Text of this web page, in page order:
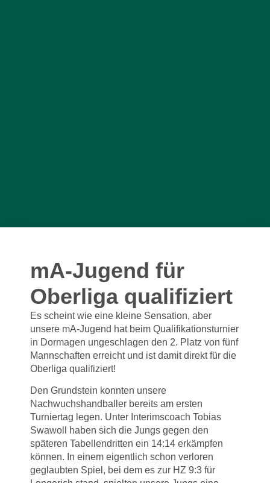
mA-Jugend für
Oberliga qualifiziert
Es scheint wie eine kleine Sensation, aber
unsere mA-Jugend hat beim Qualifikationsturnier
in Dormagen ungeschlagen den 2. Platz von fünf
Mannschaften erreicht und ist damit direkt für die
Oberliga qualifiziert!
Den Grundstein konnten unsere
Nachwuchshandballer bereits am ersten
Turniertag legen. Unter Interimscoach Tobias
Swawoll haben sich die Jungs gegen den
späteren Tabellendritten ein 14:14 erkämpfen
können. In einem eigentlich schon verloren
geglaubten Spiel, bei dem es zur HZ 9:3 für